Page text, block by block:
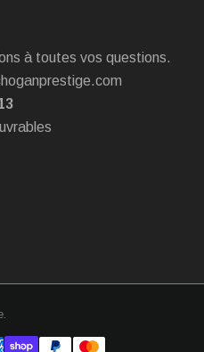
à toutes vos questions.
.